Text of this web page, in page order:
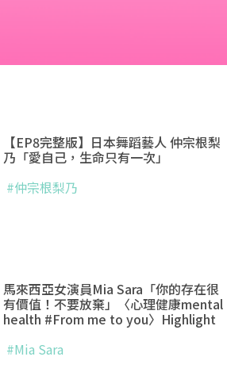
【EP8完整版】日本舞蹈藝人 仲宗根梨
乃「愛自己，生命只有一次」
#仲宗根梨乃
馬來西亞女演員Mia Sara「你的存在很
有價值！不要放棄」〈心理健康mental
health #From me to you〉Highlight
#Mia Sara